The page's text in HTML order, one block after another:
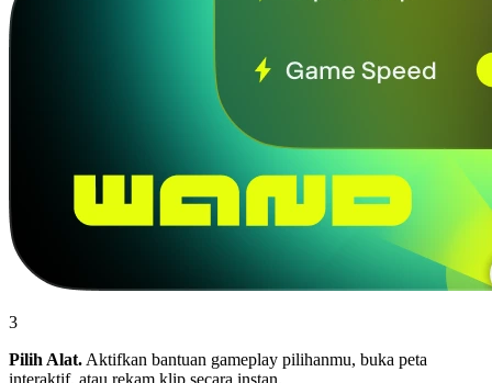
3
Pilih Alat. Aktifkan bantuan gameplay pilihanmu, buka peta
interaktif, atau rekam klip secara instan.